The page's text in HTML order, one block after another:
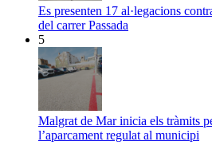
Es presenten 17 al·legacions
del carrer Passada
5
Malgrat de Mar inicia els tràmits
l’aparcament regulat al municipi